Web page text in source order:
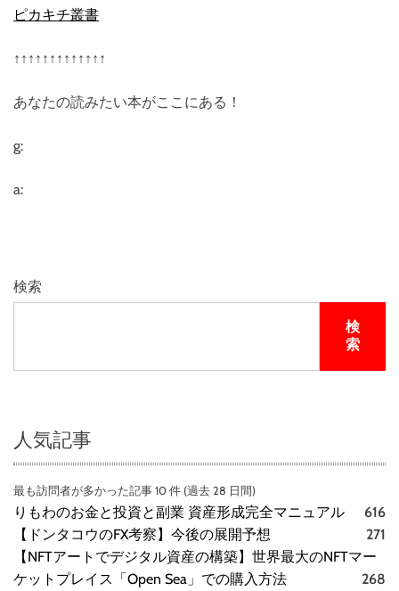
ピカキチ叢書
↑↑↑↑↑↑↑↑↑↑↑↑↑
あなたの読みたい本がここにある！
g:
a:
検索
検
索
人気記事
最も訪問者が多かった記事 10 件 (過去 28 日間)
りもわのお金と投資と副業 資産形成完全マニュアル
616
【ドンタコウのFX考察】今後の展開予想
271
【NFTアートでデジタル資産の構築】世界最大のNFTマー
ケットプレイス「Open Sea」での購入方法
268